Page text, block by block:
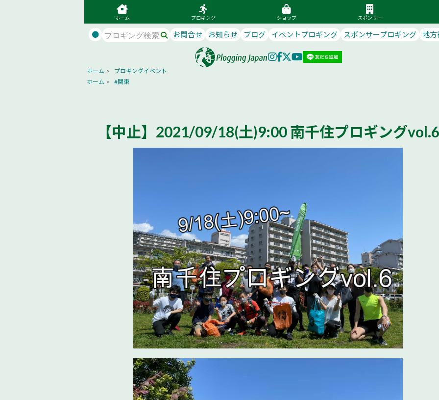
ホーム プロギング ショップ スポンサー
● お問合せ お知らせ ブログ イベントプロギング スポンサープロギング 地
ホーム >
プロギングイベント
ホーム > #関東
【中止】2021/09/18(土)9:00 南千住プロギングvol.6